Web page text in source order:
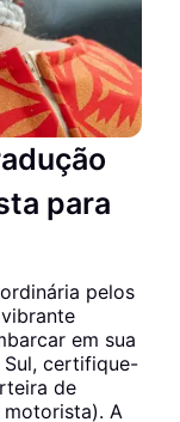
para
pelos
em sua
certifique-
de
A